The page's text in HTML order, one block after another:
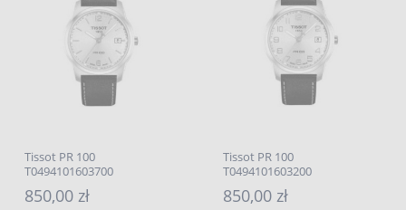
Tissot PR 100
T0494101603700
850,00 zł
Tissot PR 100
T0494101603200
850,00 zł